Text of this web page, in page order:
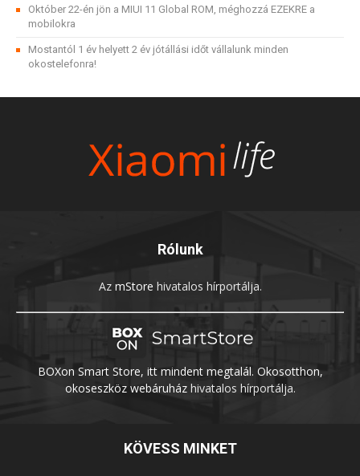
Október 22-én jön a MIUI 11 Global ROM, méghozzá EZEKRE a
mobilokra
Mostantól 1 év helyett 2 év jótállási időt vállalunk minden
okostelefonra!
Rólunk
Az mStore hivatalos hírportálja.
BOXon Smart Store, itt mindent megtalál. Okosotthon,
okoseszköz webáruházhivatalos hírportálja.
KÖVESS MINKET